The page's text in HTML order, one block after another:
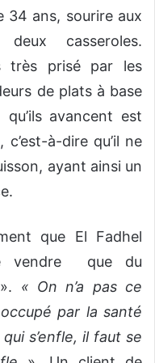
34 ans, sourire aux
casseroles.
très prisé par les
de plats à base
avancent est
à-dire qu’il ne
ayant ainsi un
que El Fadhel
vendre que du
« On n’a pas ce
par la santé
s’enfle, il faut se